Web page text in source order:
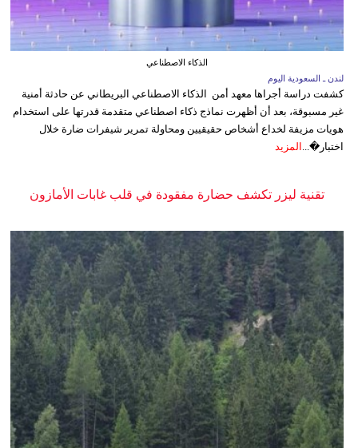
الذكاء الاصطناعي
لندن ـ السعودية اليوم
كشفت دراسة أجراها معهد أمن الذكاء الاصطناعي البريطاني عن حادثة أمنية
غير مسبوقة، بعد أن أظهرت نماذج ذكاء اصطناعي متقدمة قدرتها على استخدام
هويات مزيفة لخداع أشخاص حقيقيين ومحاولة تمرير شيفرات ضارة خلال
اختبار�... المزيد
تقنية ليزر تكشف حضارة مفقودة في قلب غابات الأمازون